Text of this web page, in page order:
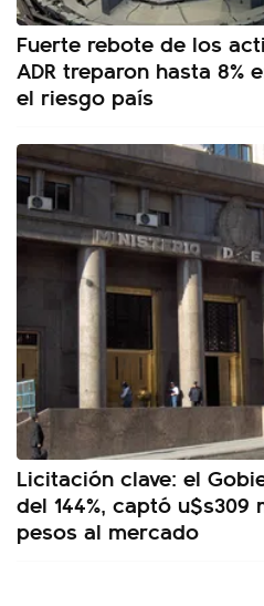
Fuerte rebote de los
ADR treparon hasta 8%
el riesgo país
Licitación clave: el
del 144%, captó
pesos al mercado